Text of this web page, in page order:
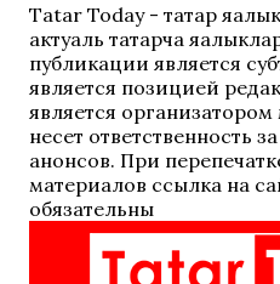
Tatar Today - татар
актуаль татарча
публикации является
является позицией
является
несет ответственность
анонсов. При
материалов ссылка на
обязательны